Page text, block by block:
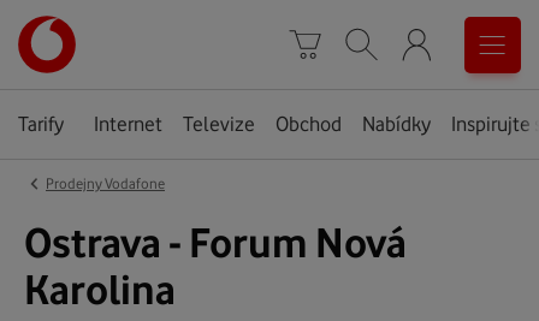
stránka
Košík Vyhledávání Menu
Tarify Internet Televize Obchod Nabídky Inspirujte
‹ Prodejny Vodafone
Ostrava - Forum Nová
Karolina